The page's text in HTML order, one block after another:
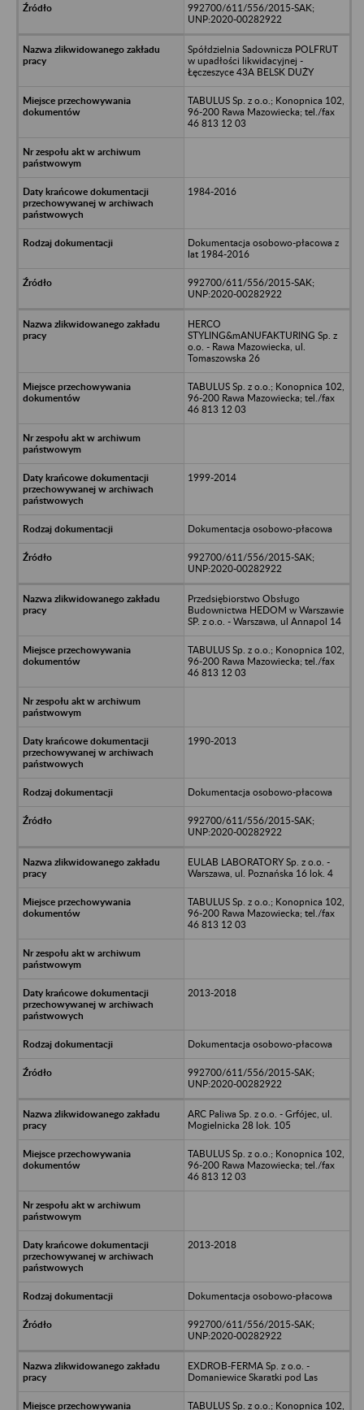
992700/611/556/2015-SAK;
UNP:2020-00282922
Spółdzielnia Sadownicza POLFRUT
w upadłości likwidacyjnej -
Łęczeszyce 43A BELSK DUŻY
TABULUS Sp. z o.o.; Konopnica 102,
96-200 Rawa Mazowiecka; tel./fax
46 813 12 03
1984-2016
Dokumentacja osobowo-płacowa z
lat 1984-2016
992700/611/556/2015-SAK;
UNP:2020-00282922
HERCO
STYLING&mANUFAKTURING Sp. z
o.o. - Rawa Mazowiecka, ul.
Tomaszowska 26
TABULUS Sp. z o.o.; Konopnica 102,
96-200 Rawa Mazowiecka; tel./fax
46 813 12 03
1999-2014
Dokumentacja osobowo-płacowa
992700/611/556/2015-SAK;
UNP:2020-00282922
Przedsiębiorstwo Obsługo
Budownictwa HEDOM w Warszawie
SP. z o.o. - Warszawa, ul Annapol 14
TABULUS Sp. z o.o.; Konopnica 102,
96-200 Rawa Mazowiecka; tel./fax
46 813 12 03
1990-2013
Dokumentacja osobowo-płacowa
992700/611/556/2015-SAK;
UNP:2020-00282922
EULAB LABORATORY Sp. z o.o. -
Warszawa, ul. Poznańska 16 lok. 4
TABULUS Sp. z o.o.; Konopnica 102,
96-200 Rawa Mazowiecka; tel./fax
46 813 12 03
2013-2018
Dokumentacja osobowo-płacowa
992700/611/556/2015-SAK;
UNP:2020-00282922
ARC Paliwa Sp. z o.o. - Grfójec, ul.
Mogielnicka 28 lok. 105
TABULUS Sp. z o.o.; Konopnica 102,
96-200 Rawa Mazowiecka; tel./fax
46 813 12 03
2013-2018
Dokumentacja osobowo-płacowa
992700/611/556/2015-SAK;
UNP:2020-00282922
EXDROB-FERMA Sp. z o.o. -
Domaniewice Skaratki pod Las
TABULUS Sp. z o.o.; Konopnica 102,